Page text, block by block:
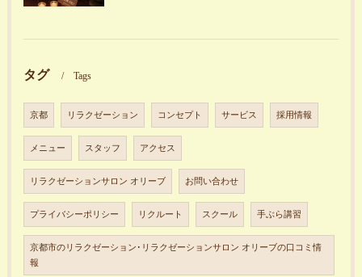
タグ Tags
京都 リラクゼーション コンセプト サービス 採用情報
メニュー スタッフ アクセス
リラクゼーションサロン オリーブ お問い合わせ
プライバシーポリシー リクルート スクール 手ぶら講習
京都市のリラクゼーション･リラクゼーションサロン オリーブの口コミ情
報